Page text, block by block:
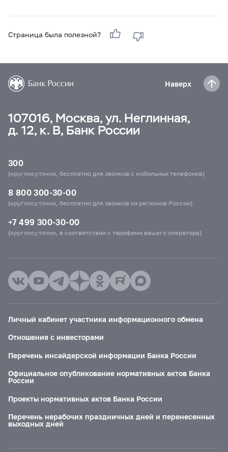
Страница была полезной?
Наверх
107016, Москва, ул. Неглинная,
д. 12, к. В, Банк России
300
(круглосуточно, бесплатно для звонков с мобильных телефонов)
8 800 300-30-00
(круглосуточно, бесплатно для звонков из регионов России)
+7 499 300-30-00
(круглосуточно, в соответствии с тарифами вашего оператора)
Личный кабинет участника информационного обмена
Отношения с инвесторами
Перечень инсайдерской информации Банка России
Официальное опубликование нормативных актов Банка
России
Проекты нормативных актов Банка России
Перечень нерабочих праздничных дней и перенесенных
выходных дней